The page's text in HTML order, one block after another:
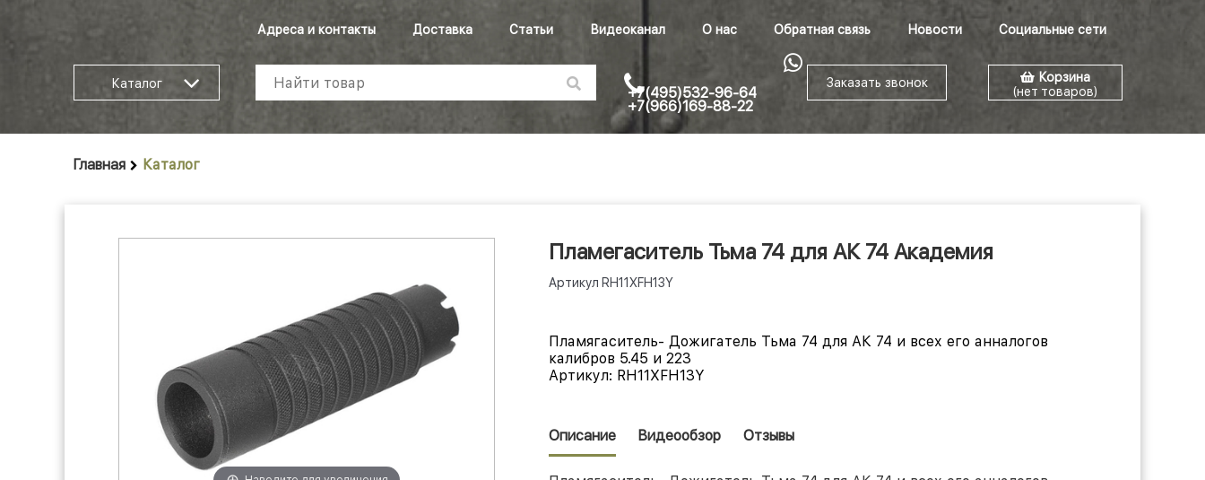
Адреса и контакты Доставка Статьи Видеоканал О нас Обратная связь Новости Социальные сети
Каталог
+7(495)532-96-64
+7(966)169-88-22
Заказать звонок
Корзина
(нет товаров)
Главная Каталог
Пламегаситель Тьма 74 для АК 74 Академия
Артикул RH11XFH13Y
Пламягаситель- Дожигатель Тьма 74 для АК 74 и всех его анналогов
калибров 5.45 и 223
Артикул: RH11XFH13Y
Описание Видеообзор Отзывы